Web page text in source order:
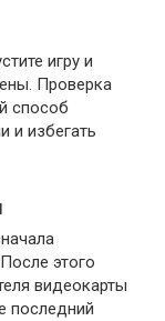
игру и
Проверка
способ
и избегать
этого
видеокарты
последний